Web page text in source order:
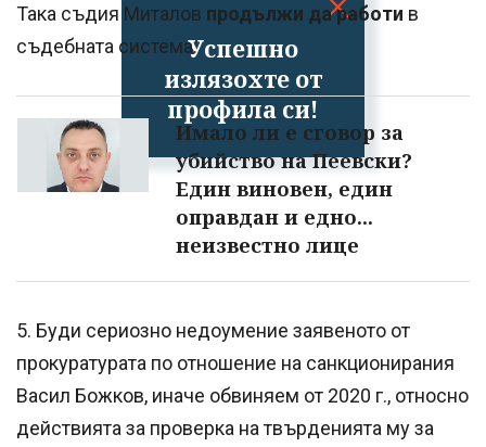
Успешно
излязохте от
профила си!
Така съдия Миталов продължи да работи в
съдебната система.
Имало ли е сговор за
убийство на Пеевски?
Един виновен, един
оправдан и едно...
неизвестно лице
5. Буди сериозно недоумение заявеното от
прокуратурата по отношение на санкционирания
Васил Божков, иначе обвиняем от 2020 г., относно
действията за проверка на твърденията му за